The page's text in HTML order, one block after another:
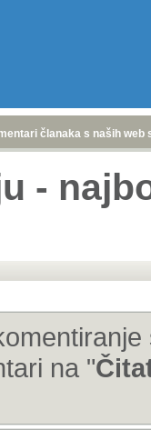
članaka s naših web
-
na "